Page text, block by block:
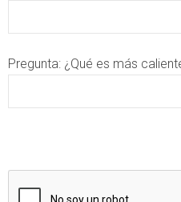
Pregunta: ¿Qué es más